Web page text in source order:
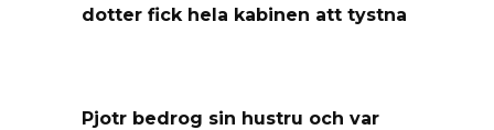
dotter fick hela kabinen att tystna
Pjotr bedrog sin hustru och var